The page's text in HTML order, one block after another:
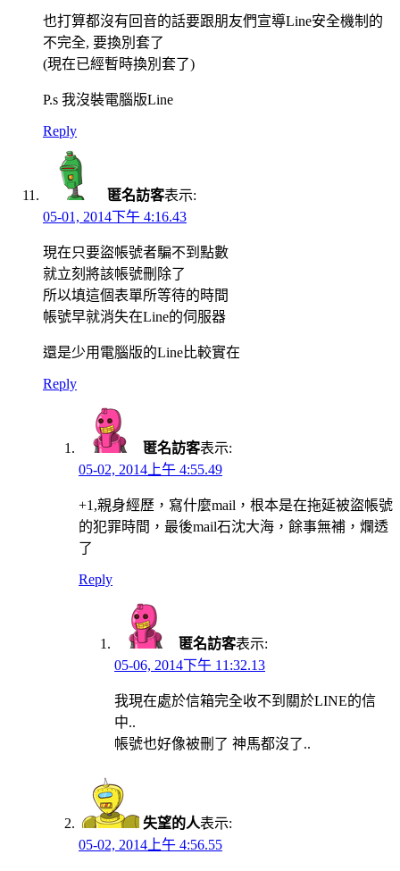
也打算都沒有回音的話要跟朋友們宣導Line安全機制的
不完全, 要換別套了
(現在已經暫時換別套了)
P.s 我沒裝電腦版Line
Reply
匿名訪客表示:
05-01, 2014下午 4:16.43
現在只要盜帳號者騙不到點數
就立刻將該帳號刪除了
所以填這個表單所等待的時間
帳號早就消失在Line的伺服器
還是少用電腦版的Line比較實在
Reply
匿名訪客表示:
05-02, 2014上午 4:55.49
+1,親身經歷，寫什麼mail，根本是在拖延被盜帳號
的犯罪時間，最後mail石沈大海，餘事無補，爛透
了
Reply
匿名訪客表示:
05-06, 2014下午 11:32.13
我現在處於信箱完全收不到關於LINE的信
中..
帳號也好像被刪了 神馬都沒了..
失望的人表示:
05-02, 2014上午 4:56.55